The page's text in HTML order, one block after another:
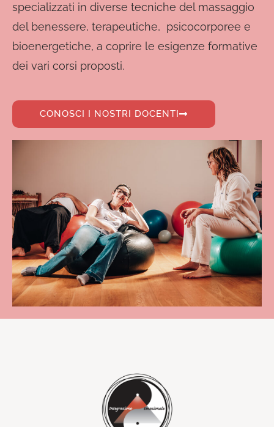
specializzati in diverse tecniche del massaggio
del benessere, terapeutiche, psicocorporee e
bioenergetiche, a coprire le esigenze formative
dei vari corsi proposti.
CONOSCI I NOSTRI DOCENTI